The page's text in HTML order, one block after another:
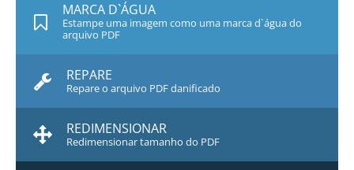
MARCA D`ÁGUA
Estampe uma imagem como uma marca d`água do
arquivo PDF
REPARE
Repare o arquivo PDF danificado
REDIMENSIONAR
Redimensionar tamanho do PDF